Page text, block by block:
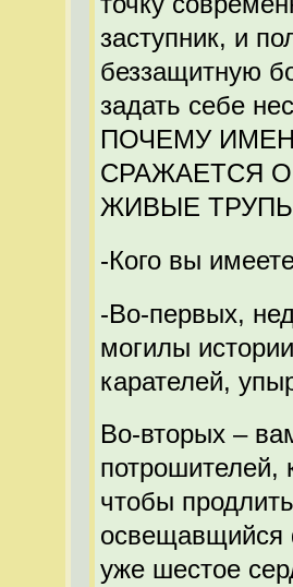
заступник, и
беззащитную
задать себе
ПОЧЕМУ
СРАЖАЕТСЯ
ЖИВЫЕ
-Кого вы
-Во-первых,
могилы
карателей,
Во-вторых –
потрошителей,
чтобы
освещавщийся
уже шестое